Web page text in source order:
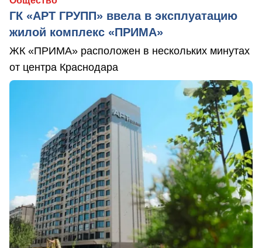
ГК «АРТ ГРУПП» ввела в эксплуатацию
жилой комплекс «ПРИМА»
ЖК «ПРИМА» расположен в нескольких минутах
от центра Краснодара